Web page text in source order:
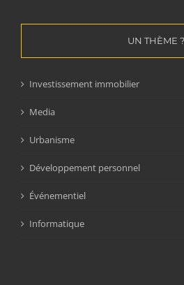
UN THÈME ?
Investissement immobilier
Media
Urbanisme
Développement personnel
Événementiel
Informatique